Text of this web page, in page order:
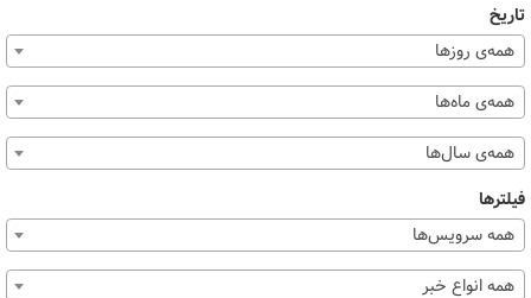
تاریخ
همه‌ی روزها
همه‌ی ماه‌ها
همه‌ی سال‌ها
فیلترها
همه سرویس‌ها
همه انواع خبر